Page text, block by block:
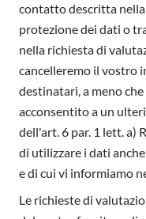
contatto descritta
protezione dei dati o
nella richiesta di
cancelleremo il vostro
destinatari, a meno
acconsentito a un
dell'art. 6 par. 1 lett. a)
di utilizzare i dati
e di cui vi informiamo
Le richieste di